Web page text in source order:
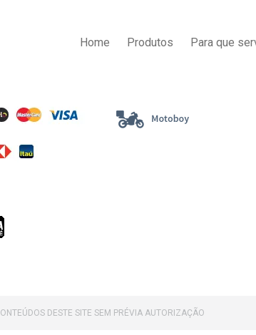
Home Produtos Para que
ENTREGA
DESTE SITE SEM PRÉVIA AUTORIZAÇÃO